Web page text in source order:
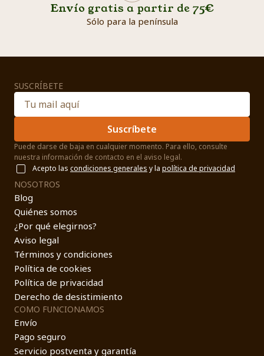
Envío gratis a partir de 75€
Sólo para la península
SUSCRÍBETE
Suscríbete
Puede darse de baja en cualquier momento. Para ello, consulte
nuestra información de contacto en el aviso legal.
Acepto las condiciones generales y la política de privacidad
NOSOTROS
Blog
Quiénes somos
¿Por qué elegirnos?
Aviso legal
Términos y condiciones
Política de cookies
Política de privacidad
Derecho de desistimiento
COMO FUNCIONAMOS
Envío
Pago seguro
Servicio postventa y garantía